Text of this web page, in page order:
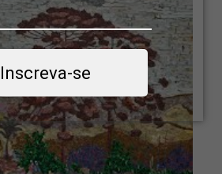
Inscreva-se